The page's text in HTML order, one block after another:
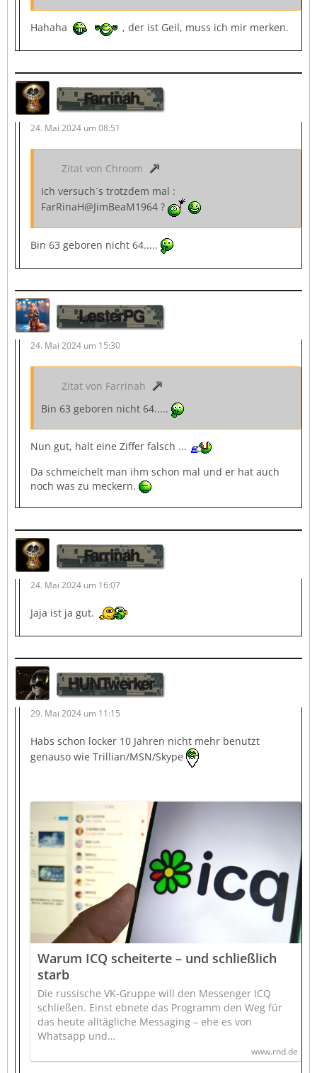
Hahaha , der ist Geil, muss ich mir merken.
Farrinah
24. Mai 2024 um 08:51
Zitat von Chroom
Ich versuch´s trotzdem mal :
FarRinaH@JimBeaM1964 ?
Bin 63 geboren nicht 64.....
LesterPG
24. Mai 2024 um 15:30
Zitat von Farrinah
Bin 63 geboren nicht 64.....
Nun gut, halt eine Ziffer falsch ...
Da schmeichelt man ihm schon mal und er hat auch
noch was zu meckern.
Farrinah
24. Mai 2024 um 16:07
Jaja ist ja gut.
HUNTwerker
29. Mai 2024 um 11:15
Habs schon locker 10 Jahren nicht mehr benutzt
genauso wie Trillian/MSN/Skype
Warum ICQ scheiterte – und schließlich
starb
Die russische VK-Gruppe will den Messenger ICQ
schließen. Einst ebnete das Programm den Weg für
das heute alltägliche Messaging – ehe es von
Whatsapp und…
www.rnd.de